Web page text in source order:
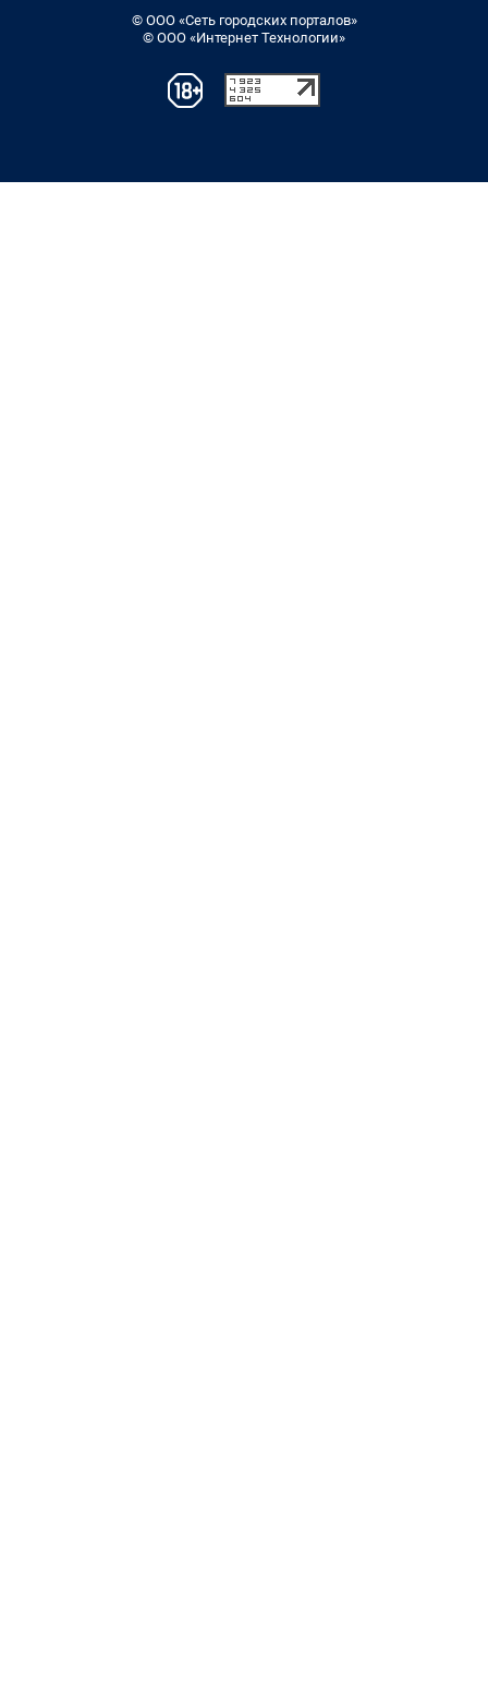
© ООО «Сеть городских порталов»
© ООО «Интернет Технологии»